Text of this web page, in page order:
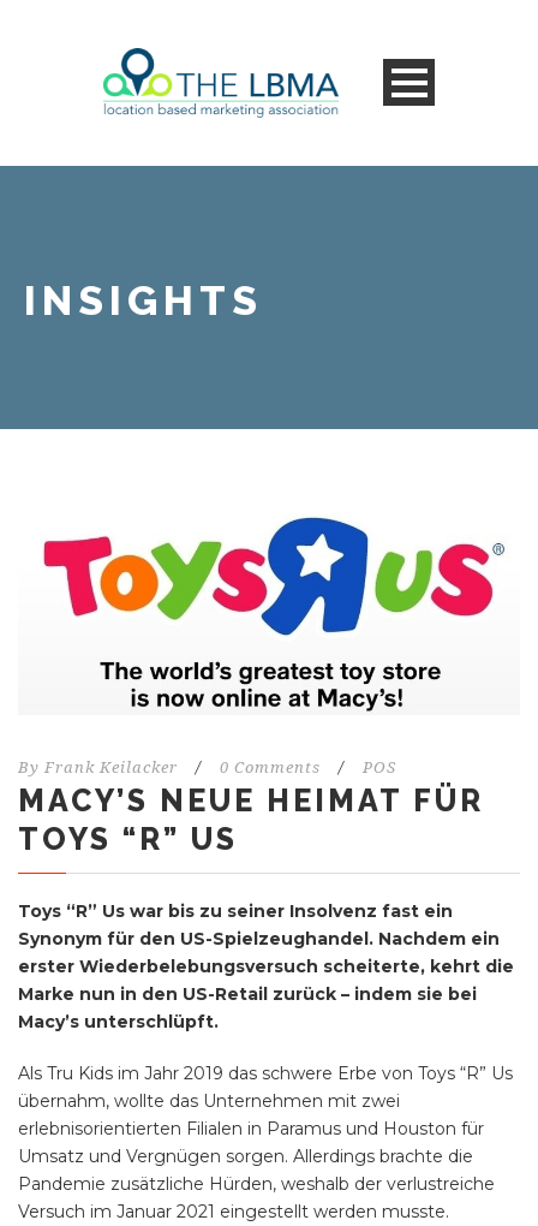
INSIGHTS
By Frank Keilacker / 0 Comments / POS
MACY’S NEUE HEIMAT FÜR
TOYS “R” US
Toys “R” Us war bis zu seiner Insolvenz fast ein
Synonym für den US-Spielzeughandel. Nachdem ein
erster Wiederbelebungsversuch scheiterte, kehrt die
Marke nun in den US-Retail zurück – indem sie bei
Macy’s unterschlüpft.
Als Tru Kids im Jahr 2019 das schwere Erbe von Toys “R” Us
übernahm, wollte das Unternehmen mit zwei
erlebnisorientierten Filialen in Paramus und Houston für
Umsatz und Vergnügen sorgen. Allerdings brachte die
Pandemie zusätzliche Hürden, weshalb der verlustreiche
Versuch im Januar 2021 eingestellt werden musste.